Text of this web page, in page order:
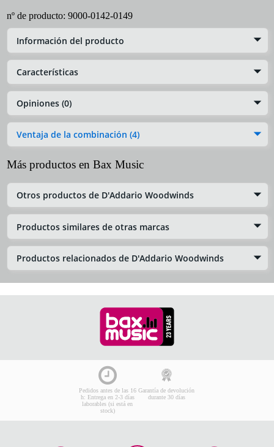
nº de producto: 9000-0142-0149
Información del producto
Características
Opiniones (0)
Ventaja de la combinación (4)
Más productos en Bax Music
Otros productos de D'Addario Woodwinds
Productos similares de otras marcas
Productos relacionados de D'Addario Woodwinds
Pedidos antes de las 16
h: Entrega en 2-3 días
laborables (si está en
stock)
Garantía de devolución
durante 30 días